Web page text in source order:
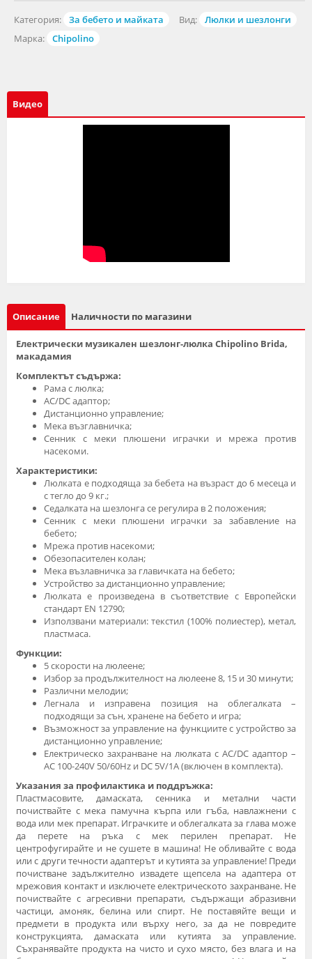
Категория: За бебето и майката Вид:
Люлки и шезлонги
Марка:
Chipolino
Видео
Описание Наличности по магазини
Електрически музикален шезлонг-люлка Chipolino Brida,
макадамия
Комплектът съдържа:
Рама с люлка;
AC/DC адаптор;
Дистанционно управление;
Мека възглавничка;
Сенник с мeĸи плюшeни игpaчĸи и мрежа против
насекоми.
Характеристики:
Люлката е подходяща за бебета на възраст до 6 месеца и
с тегло до 9 кг.;
Седалката на шезлонга се регулира в 2 положения;
Сенник с мeĸи плюшeни играчки за забавление на
бебето;
Мрежа против насекоми;
Обезопасителен колан;
Мека възлавничка за главичката на бебето;
Устройство за дистанционно управление;
Люлката е произведена в съответствие с Европейски
стандарт EN 12790;
Използвани материали: текстил (100% полиестер), метал,
пластмаса.
Функции:
5 скорости на люлеене;
Избор за продължителност на люлеене 8, 15 и 30 минути;
Различни мелодии;
Легнала и изправена позиция на облегалката –
подходящи за сън, хранене на бебето и игра;
Bъзмoжнocт зa yпpaвлeниe нa фyнĸциитe c ycтpoйcтвo зa
диcтaнциoннo yпpaвлeниe;
Eлeĸтpичecĸo зaxpaнвaнe нa люлĸaтa с AC/DC адаптор –
AC 100-240V 50/60Hz и DC 5V/1A (включен в комплекта).
Указания за профилактика и поддръжка:
Пластмасовите, дамаската, сенника и метални части
почиствайте с мека памучна кърпа или гъба, навлажнени с
вода или мек препарат. Играчките и облегалката за глава може
да перете на ръка с мек перилен препарат. Не
центрофугирайте и не сушете в машина! Не обливайте с вода
или с други течности адаптерът и кутията за управление! Преди
почистване задължително извадете щепсела на адаптера от
мрежовия контакт и изключете електрическото захранване. Не
почиствайте с агресивни препарати, съдържащи абразивни
частици, амоняк, белина или спирт. Не поставяйте вещи и
предмети в продукта или върху него, за да не повредите
конструкцията, дамаската или кутията за управление.
Съхранявайте продукта на чисто и сухо място, без влага и на